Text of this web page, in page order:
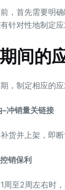
，首先需要明
针对性地制定应
间的
，制定相应的
冲销量关链接
货并上架，即
销保利
周至2周左右时